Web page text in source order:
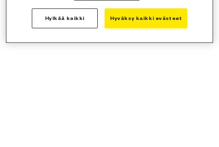
Hylkää kaikki Hyväksy kaikki evästeet